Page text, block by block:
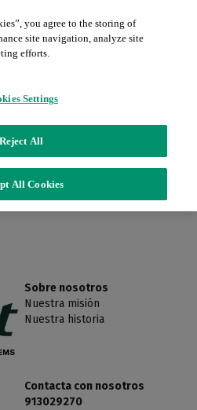
(password)
no está disponible.
página de inicio.
Sobre nosotros
Nuestra misión
Nuestra historia
Contacta con nosotros
913029270
you agree to the storing of
site navigation, analyze site
efforts.
Settings
Reject All
All Cookies